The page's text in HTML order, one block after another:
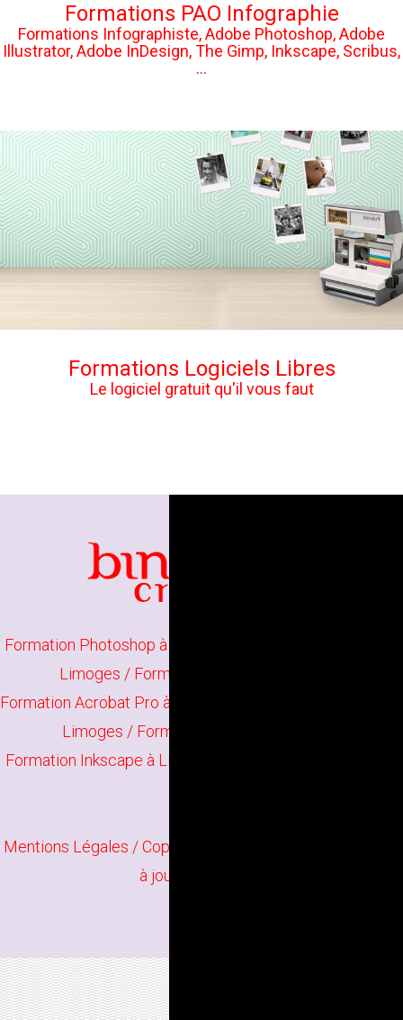
Formations PAO Infographie
Formations Infographiste, Adobe Photoshop, Adobe
Illustrator, Adobe InDesign, The Gimp, Inkscape, Scribus,
...
Formations Logiciels Libres
Le logiciel gratuit qu'il vous faut
Formation Photoshop à Limoges
Limoges / Formation Indesign à Limoges
Formation Acrobat Pro à Limoges
Limoges / Formation Scribus à Limoges
Formation Inkscape à Limoges
Mentions Légales / Copyright
à jour en juin 2026